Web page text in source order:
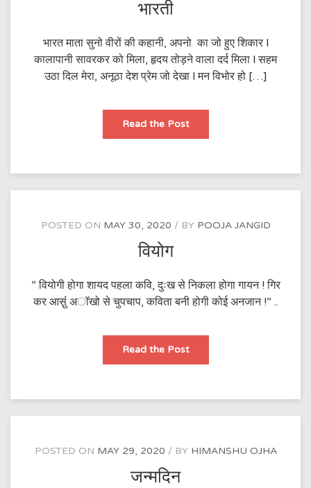
भारती
भारत माता सुनो वीरों की कहानी, अपनो का जो हुए शिकार l
कालापानी सावरकर को मिला, हृदय तोड़ने वाला दर्द मिला l सहम
उठा दिल मेरा, अनूठा देश प्रेम जो देखा l मन विभोर हो […]
Read the Postभारती
POSTED ON MAY 30, 2020 BY POOJA JANGID
वियोग
” वियोगी होगा शायद पहला कवि, दुःख से निकला होगा गायन ! गिर
कर आसु़ंं अॉखो से चुपचाप, कविता बनी होगी कोई अनजान !” ..
Read the Postवियोग
POSTED ON MAY 29, 2020 BY HIMANSHU OJHA
जन्मदिन